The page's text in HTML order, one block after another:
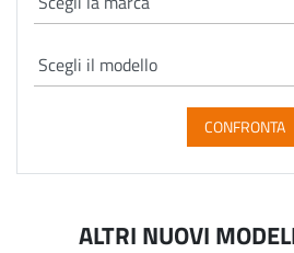
CONFRONTA
ALTRI NUOVI